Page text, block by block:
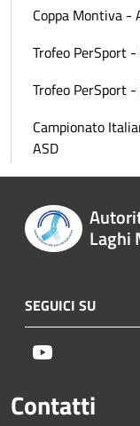
Coppa Montiva -
Trofeo PerSport -
Trofeo PerSport -
Campionato
ASD
Laghi
SEGUICI SU
Contatti